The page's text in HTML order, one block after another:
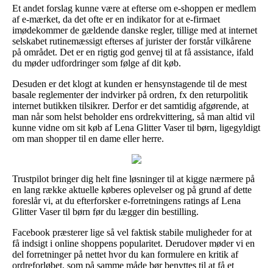
Et andet forslag kunne være at efterse om e-shoppen er medlem
af e-mærket, da det ofte er en indikator for at e-firmaet
imødekommer de gældende danske regler, tillige med at internet
selskabet rutinemæssigt efterses af jurister der forstår vilkårene
på området. Det er en rigtig god genvej til at få assistance, ifald
du møder udfordringer som følge af dit køb.
Desuden er det klogt at kunden er hensynstagende til de mest
basale reglementer der indvirker på ordren, fx den returpolitik
internet butikken tilsikrer. Derfor er det samtidig afgørende, at
man når som helst beholder ens ordrekvittering, så man altid vil
kunne vidne om sit køb af Lena Glitter Vaser til børn, ligegyldigt
om man shopper til en dame eller herre.
Trustpilot bringer dig helt fine løsninger til at kigge nærmere på
en lang række aktuelle køberes oplevelser og på grund af dette
foreslår vi, at du efterforsker e-forretningens ratings af Lena
Glitter Vaser til børn før du lægger din bestilling.
Facebook præsterer lige så vel faktisk stabile muligheder for at
få indsigt i online shoppens popularitet. Derudover møder vi en
del forretninger på nettet hvor du kan formulere en kritik af
ordreforløbet, som på samme måde bør benyttes til at få et